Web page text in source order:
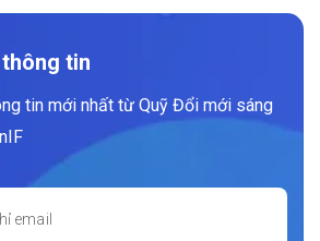
giảm thiểu nguy cơ, hỗ trợ điều trị […]
tin
tin mới nhất từ Quỹ Đổi mới sáng